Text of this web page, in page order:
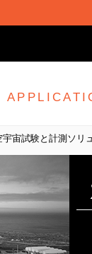
宇宙試験と計測ソリ